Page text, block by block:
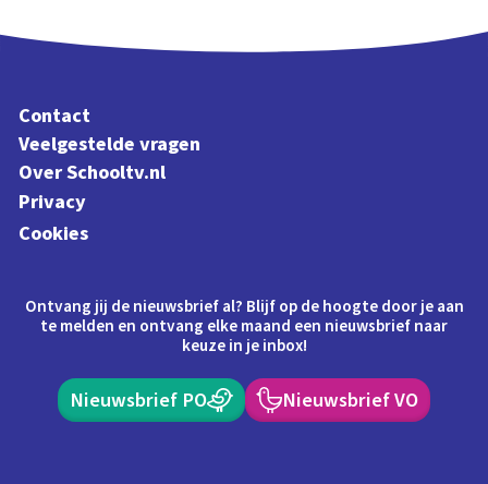
Contact
Veelgestelde vragen
Over Schooltv.nl
Privacy
Cookies
Ontvang jij de nieuwsbrief al? Blijf op de hoogte door je aan
te melden en ontvang elke maand een nieuwsbrief naar
keuze in je inbox!
Nieuwsbrief PO Nieuwsbrief VO